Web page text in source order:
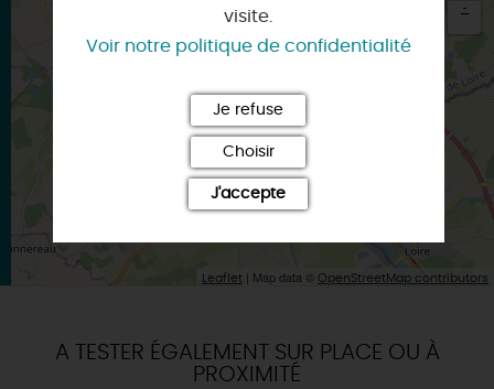
×
-
Leaflet | Map data © OpenStreetMap contributors
A TESTER ÉGALEMENT SUR PLACE OU À
PROXIMITÉ
visite.
Voir notre politique de confidentialité
Je refuse
Choisir
J'accepte